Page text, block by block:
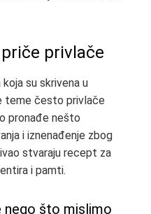
privlače
su skrivena u
teme često privlače
pronađe nešto
i iznenađenje zbog
stvaraju recept za
i pamti.
nego što mislimo